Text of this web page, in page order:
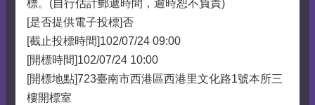
標。(自行估計郵遞時間，逾時恕不負責)
[是否提供電子投標]否
[截止投標時間]102/07/24 09:00
[開標時間]102/07/24 10:00
[開標地點]723臺南市西港區西港里文化路1號本所三
樓開標室